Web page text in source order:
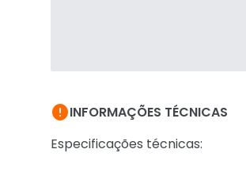
INFORMAÇÕES TÉCNICAS
Especificações técnicas: